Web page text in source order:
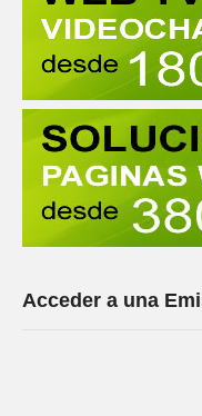
Acceder a una